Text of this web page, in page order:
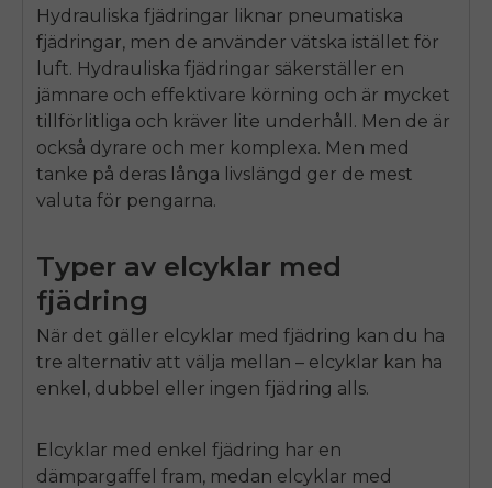
Hydrauliska fjädringar liknar pneumatiska
fjädringar, men de använder vätska istället för
luft. Hydrauliska fjädringar säkerställer en
jämnare och effektivare körning och är mycket
tillförlitliga och kräver lite underhåll. Men de är
också dyrare och mer komplexa. Men med
tanke på deras långa livslängd ger de mest
valuta för pengarna.
Typer av elcyklar med
fjädring
När det gäller elcyklar med fjädring kan du ha
tre alternativ att välja mellan – elcyklar kan ha
enkel, dubbel eller ingen fjädring alls.
Elcyklar med enkel fjädring har en
dämpargaffel fram, medan elcyklar med